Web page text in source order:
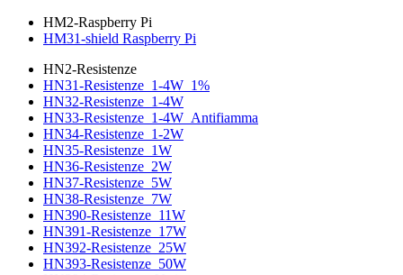
HM2-Raspberry Pi
HM31-shield Raspberry Pi
HN2-Resistenze
HN31-Resistenze_1-4W_1%
HN32-Resistenze_1-4W
HN33-Resistenze_1-4W_Antifiamma
HN34-Resistenze_1-2W
HN35-Resistenze_1W
HN36-Resistenze_2W
HN37-Resistenze_5W
HN38-Resistenze_7W
HN390-Resistenze_11W
HN391-Resistenze_17W
HN392-Resistenze_25W
HN393-Resistenze_50W